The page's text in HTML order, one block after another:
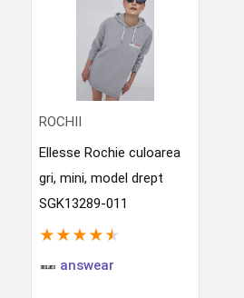
ROCHII
Ellesse Rochie culoarea
gri, mini, model drept
SGK13289-011
★ ★ ★ ★ ★
answear